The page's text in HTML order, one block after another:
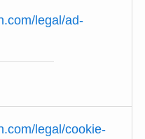
legal/ad-
legal/cookie-